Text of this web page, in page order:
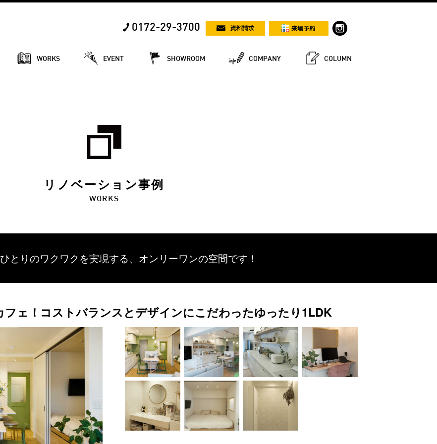
0172-29-3700
WORKS EVENT SHOWROOM COMPANY COLUMN
リノベーション事例
WORKS
とりのワクワクを実現する、 オンリーワンの空間です！
ェ！コストバランスとデザインにこだわったゆったり1LDK